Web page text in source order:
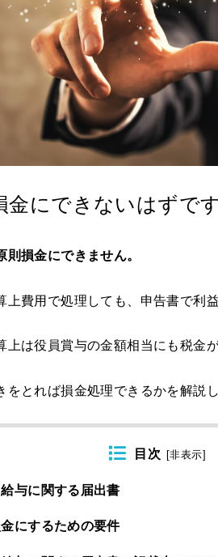
金にできないはずで
損金にできません。
費用で処理しても、申告書で利
上は役員賞与の金額相当にも税金
とれば損金処理できるかを解説し
目次 [非表示
与に関する届出書
にするための要件